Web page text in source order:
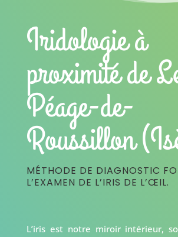
Iridologie à
proximité de
Péage-de-
Roussillon
MÉTHODE DE DIAGNOSTIC
L’EXAMEN DE L’IRIS DE L’ŒIL.
L’iris est notre miroir intérieur,